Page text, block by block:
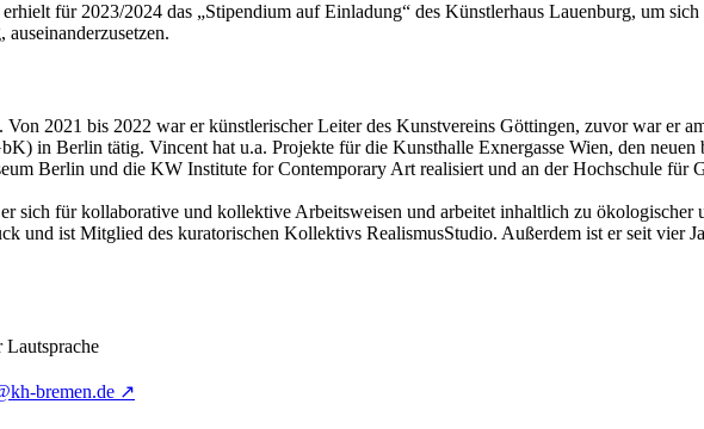
für 2023/2024 das „Stipendium auf Einladung“ des Künstlerhaus Lauenburg, um
2021 bis 2022 war er künstlerischer Leiter des Kunstvereins Göttingen, zuvor war er
in Berlin tätig. Vincent hat u.a. Projekte für die Kunsthalle Exnergasse Wien, den
Berlin und die KW Institute for Contemporary Art realisiert und an der Hochschule
sich für kollaborative und kollektive Arbeitsweisen und arbeitet inhaltlich zu
und ist Mitglied des kuratorischen Kollektivs RealismusStudio. Außerdem ist er seit vier
Lautsprache
bremen.de ↗